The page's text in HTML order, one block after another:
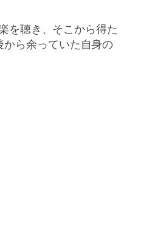
を聴き、そこから得た
ら余っていた自身の